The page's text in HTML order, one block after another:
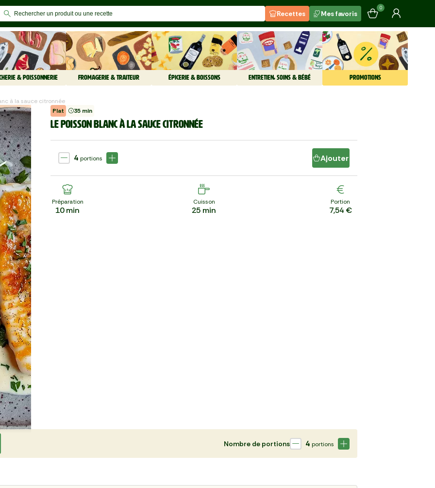
Recettes Mes favoris
0
& POISSONNERIE FROMAGERIE & TRAITEUR ÉPICERIE & BOISSONS ENTRETIEN, SOINS & BÉBÉ PROMOTIONS
à la sauce citronnée
Plat
35 min
LE POISSON BLANC À LA SAUCE CITRONNÉE
Préparation
10min
Cuisson
25 min
Portion
7,54 €
4 portions Ajouter
Nombre de portions 4 portions